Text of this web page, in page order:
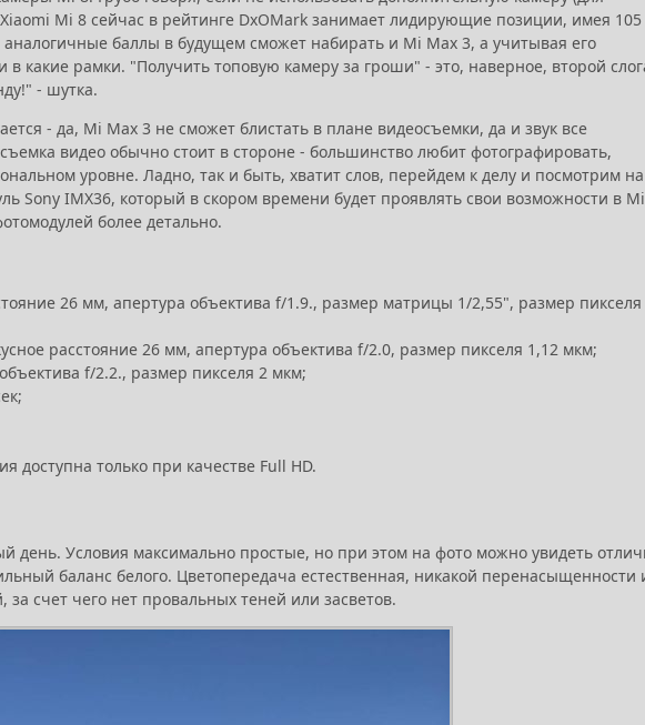
Mi 8 сейчас в рейтинге DxOMark занимает лидирующие позиции, имея 105
баллы в будущем сможет набирать и Mi Max 3, а учитывая его
какие рамки. "Получить топовую камеру за гроши" - это, наверное, второй
- шутка.
- да, Mi Max 3 не сможет блистать в плане видеосъемки, да и звук все
видео обычно стоит в стороне - большинство любит фотографировать,
уровне. Ладно, так и быть, хватит слов, перейдем к делу и посмотрим на
Sony IMX36, который в скором времени будет проявлять свои возможности в Mi
более детально.
26 мм, апертура объектива f/1.9., размер матрицы 1/2,55", размер пикселя
расстояние 26 мм, апертура объектива f/2.0, размер пикселя 1,12 мкм;
f/2.2., размер пикселя 2 мкм;
доступна только при качестве Full HD.
день. Условия максимально простые, но при этом на фото можно увидеть
баланс белого. Цветопередача естественная, никакой перенасыщенности
счет чего нет провальных теней или засветов.